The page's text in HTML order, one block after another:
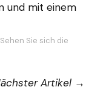
und mit einem
Sehen Sie sich die
Artikel →